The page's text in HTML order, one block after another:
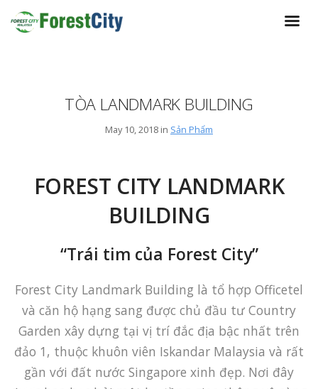
TÒA LANDMARK BUILDING
May 10, 2018 in Sản Phẩm
FOREST CITY LANDMARK
BUILDING
“Trái tim của Forest City”
Forest City Landmark Building là tổ hợp Officetel
và căn hộ hạng sang được chủ đầu tư Country
Garden xây dựng tại vị trí đắc địa bậc nhất trên
đảo 1, thuộc khuôn viên Iskandar Malaysia và rất
gần với đất nước Singapore xinh đẹp. Nơi đây